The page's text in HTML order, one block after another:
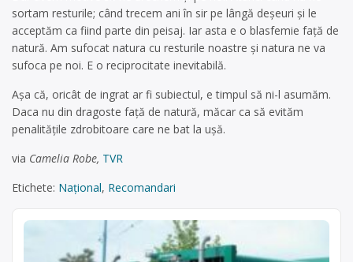
sortam resturile; când trecem ani în sir pe lângă deșeuri și le
acceptăm ca fiind parte din peisaj. Iar asta e o blasfemie față de
natură. Am sufocat natura cu resturile noastre și natura ne va
sufoca pe noi. E o reciprocitate inevitabilă.
Așa că, oricât de ingrat ar fi subiectul, e timpul să ni-l asumăm.
Daca nu din dragoste față de natură, măcar ca să evităm
penalitățile zdrobitoare care ne bat la ușă.
via Camelia Robe, TVR
Etichete: Național, Recomandari